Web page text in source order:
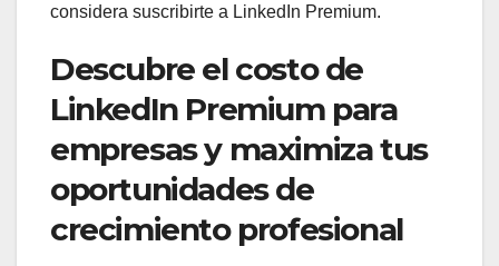
considera suscribirte a LinkedIn Premium.
Descubre el costo de
LinkedIn Premium para
empresas y maximiza tus
oportunidades de
crecimiento profesional